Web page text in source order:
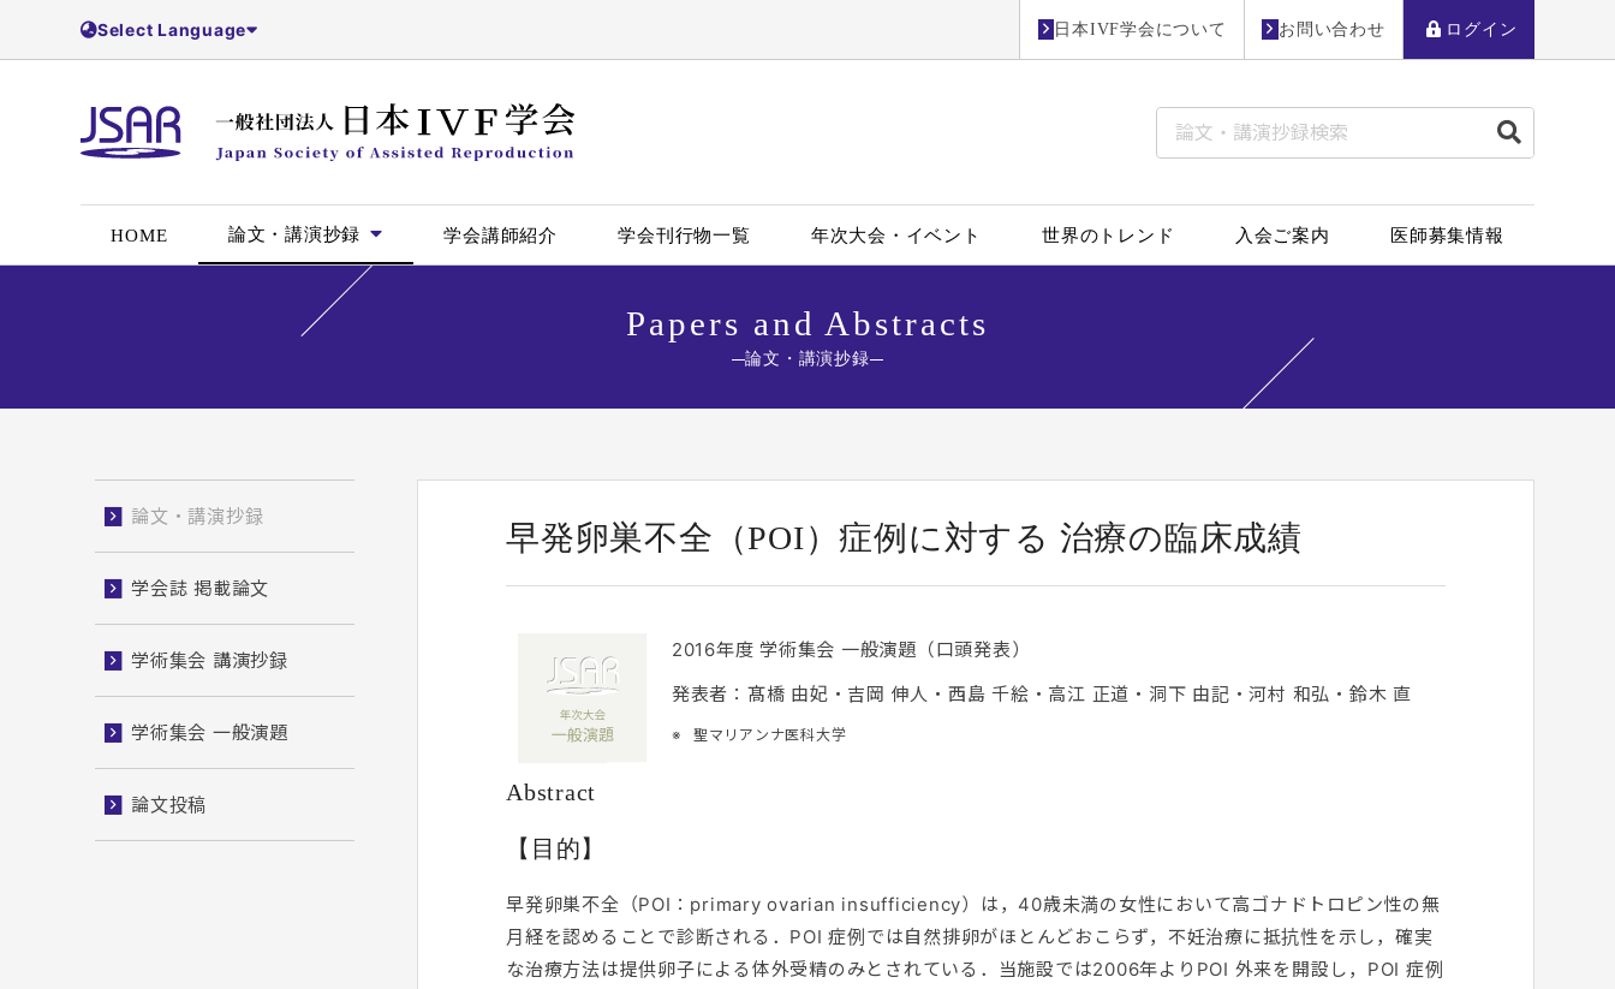
Select Language 日本IVF学会について お問い合わせ ログイン
HOME 論文・講演抄録 学会講師紹介 学会刊行物一覧 年次大会・イベント 世界のトレンド 入会ご案内 医師募集情報
Papers and Abstracts
論文・講演抄録
早発卵巣不全（POI）症例に対する 治療の臨床成績
2016年度 学術集会 一般演題（口頭発表）
発表者：髙橋 由妃・吉岡 伸人・西島 千絵・高江 正道・洞下 由記・河村 和弘・鈴木 直
聖マリアンナ医科大学
Abstract
【目的】
早発卵巣不全（POI：primary ovarian insufficiency）は，40歳未満の女性において高ゴナドトロピン性の無
月経を認めることで診断される．POI 症例では自然排卵がほとんどおこらず，不妊治療に抵抗性を示し，確実
な治療方法は提供卵子による体外受精のみとされている．当施設では2006年よりPOI 外来を開設し，POI 症例
論文・講演抄録
学会誌 掲載論文
学術集会 講演抄録
学術集会 一般演題
論文投稿